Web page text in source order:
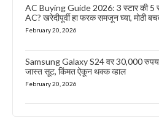
AC Buying Guide 2026: 3 स्टार की 5
AC? खरेदीपूर्वी हा फरक समजून घ्या, मोठी
February 20, 2026
Samsung Galaxy S24 वर 30,000
जास्त सूट, किंमत ऐकून थक्क व्हाल
February 20, 2026